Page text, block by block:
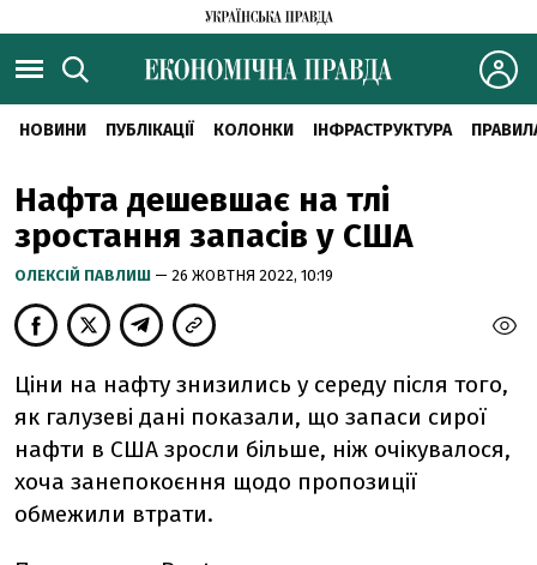
НОВИНИ ПУБЛІКАЦІЇ КОЛОНКИ ІНФРАСТРУКТУРА
Нафта дешевшає на тлі
зростання запасів у США
ОЛЕКСІЙ ПАВЛИШ — 26 ЖОВТНЯ 2022, 10:19
Ціни на нафту знизились у середу після того,
як галузеві дані показали, що запаси сирої
нафти в США зросли більше, ніж очікувалося,
хоча занепокоєння щодо пропозиції
обмежили втрати.